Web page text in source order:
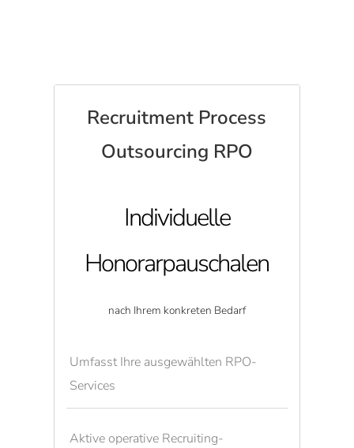
Recruitment Process
Outsourcing RPO
Individuelle
Honorarpauschalen
nach Ihrem konkreten Bedarf
Umfasst Ihre ausgewählten RPO-
Services
Aktive operative Recruiting-